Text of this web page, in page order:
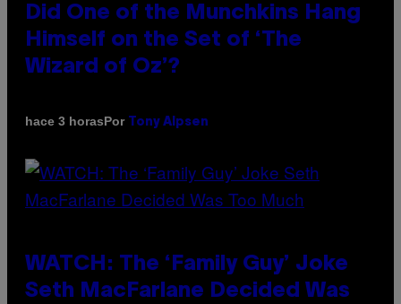
Did One of the Munchkins Hang
Himself on the Set of ‘The
Wizard of Oz’?
hace 3 horasPor Tony Alpsen
WATCH: The ‘Family Guy’ Joke
Seth MacFarlane Decided Was